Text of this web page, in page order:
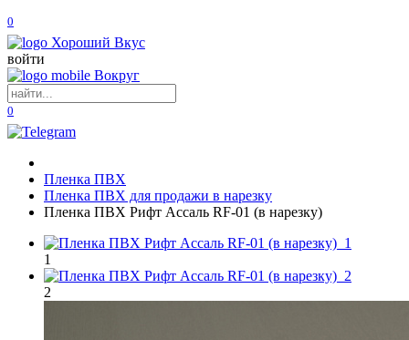
0
войти
0
Пленка ПВХ
Пленка ПВХ для продажи в нарезку
Пленка ПВХ Рифт Ассаль RF-01 (в нарезку)
1
2